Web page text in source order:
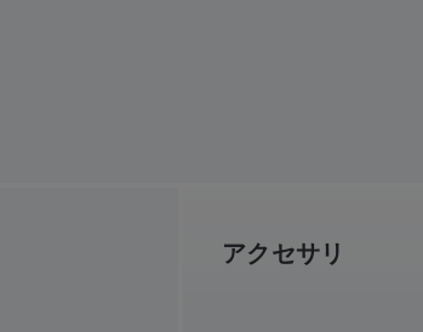
アクセサリ